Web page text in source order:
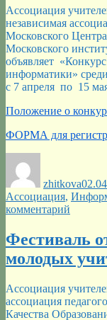
Ассоциация
независимая
Московского
Московского
объявляет
информатики»
с 7 апреля по 15
Положение о
ФОРМА для
zhitkova
Ассоциация,
комментарий
Фестиваль
молодых
Ассоциация
ассоциация
Качества